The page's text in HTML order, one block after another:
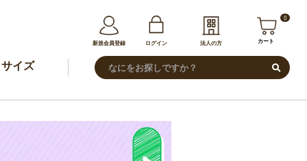
新規会員登録 ログイン 法人の方
0
カート
サイズ